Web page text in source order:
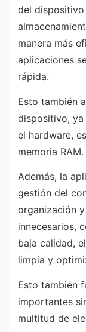
del
manera más
aplicaciones
rápida.
Esto también
dispositivo,
el hardware,
memoria RAM.
Además, la
gestión del
organización
innecesarios,
baja calidad,
limpia y
Esto también
importantes
multitud de